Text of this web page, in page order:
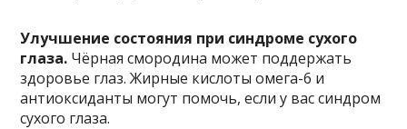
Улучшение состояния при синдроме сухого
глаза. Чёрная смородина может поддержать
здоровье глаз. Жирные кислоты омега-6 и
антиоксиданты могут помочь, если у вас синдром
сухого глаза.